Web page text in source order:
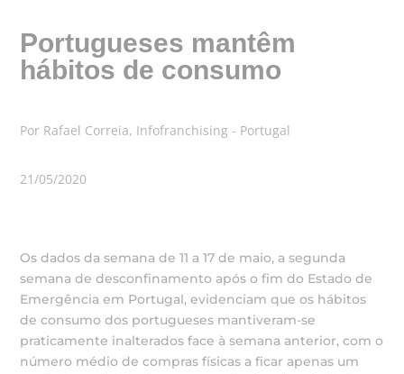
Portugueses mantêm
hábitos de consumo
Por Rafael Correia, Infofranchising - Portugal
21/05/2020
Os dados da semana de 11 a 17 de maio, a segunda
semana de desconfinamento após o fim do Estado de
Emergência em Portugal, evidenciam que os hábitos
de consumo dos portugueses mantiveram-se
praticamente inalterados face à semana anterior, com o
número médio de compras físicas a ficar apenas um